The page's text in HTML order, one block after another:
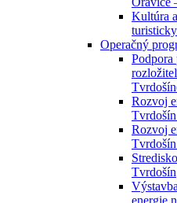
Kultúra
Operačný
Rozvoj
Rozvoj
Tvrdošín
energie